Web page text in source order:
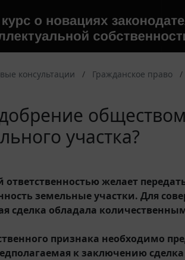
консультации Гражданское право
участка?
желает
земельные участки. Для
сделка обладала
признака необходимо
к заключению сделка